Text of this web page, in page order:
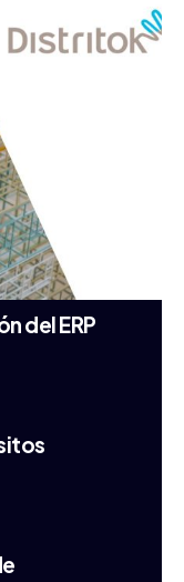
del ERP